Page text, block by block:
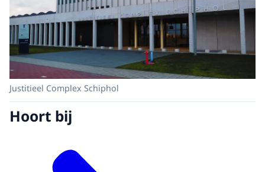
Justitieel Complex Schiphol
Hoort bij